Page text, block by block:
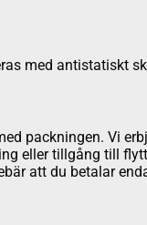
med antistatiskt
packningen. Vi
eller tillgång till
att du betalar